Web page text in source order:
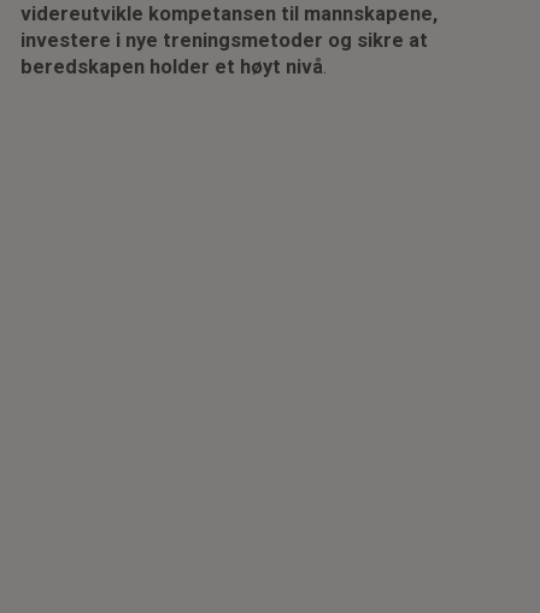
videreutvikle kompetansen til mannskapene,
investere i nye treningsmetoder og sikre at
beredskapen holder et høyt nivå